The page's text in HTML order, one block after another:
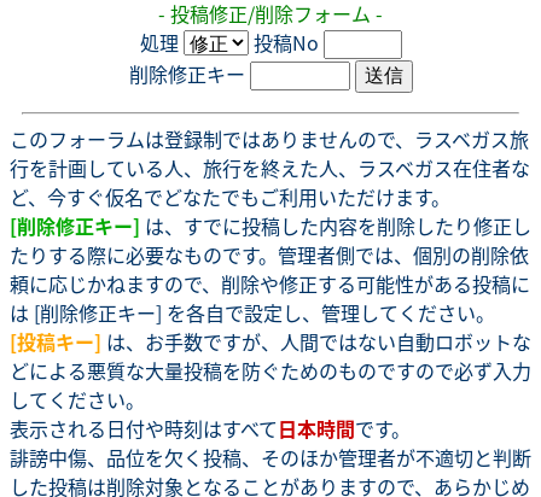
- 投稿修正/削除フォーム -
処理
投稿No
削除修正キー
このフォーラムは登録制ではありませんので、ラスベガス旅
行を計画している人、旅行を終えた人、ラスベガス在住者な
ど、今すぐ仮名でどなたでもご利用いただけます。
[削除修正キー] は、すでに投稿した内容を削除したり修正し
たりする際に必要なものです。管理者側では、個別の削除依
頼に応じかねますので、削除や修正する可能性がある投稿に
は [削除修正キー] を各自で設定し、管理してください。
[投稿キー] は、お手数ですが、人間ではない自動ロボットな
どによる悪質な大量投稿を防ぐためのものですので必ず入力
してください。
表示される日付や時刻はすべて日本時間です。
誹謗中傷、品位を欠く投稿、そのほか管理者が不適切と判断
した投稿は削除対象となることがありますので、あらかじめ